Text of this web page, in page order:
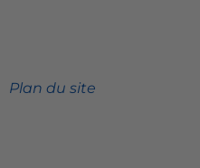
Plan du site